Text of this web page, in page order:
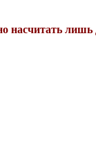
насчитать